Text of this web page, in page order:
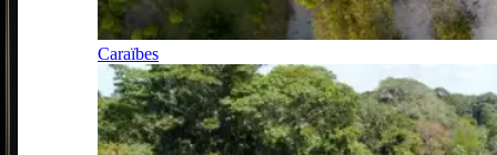
Caraïbes